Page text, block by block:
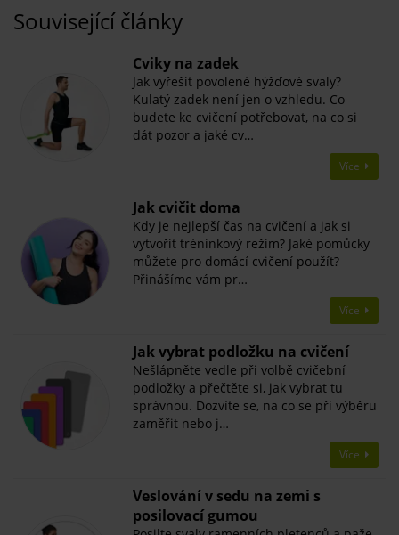
Související články
​Cviky na zadek
Jak vyřešit povolené hýžďové svaly?
Kulatý zadek není jen o vzhledu. Co
budete ke cvičení potřebovat, na co si
dát pozor a jaké cv…
Více
Jak cvičit doma
Kdy je nejlepší čas na cvičení a jak si
vytvořit tréninkový režim? Jaké pomůcky
můžete pro domácí cvičení použít?
Přinášíme vám pr…
Více
Jak vybrat podložku na cvičení
Nešlápněte vedle při volbě cvičební
podložky a přečtěte si, jak vybrat tu
správnou. Dozvíte se, na co se při výběru
zaměřit nebo j…
Více
Veslování v sedu na zemi s
posilovací gumou